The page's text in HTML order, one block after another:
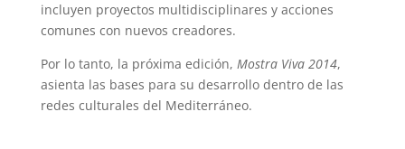
incluyen proyectos multidisciplinares y acciones
comunes con nuevos creadores.
Por lo tanto, la próxima edición, Mostra Viva 2014,
asienta las bases para su desarrollo dentro de las
redes culturales del Mediterráneo.